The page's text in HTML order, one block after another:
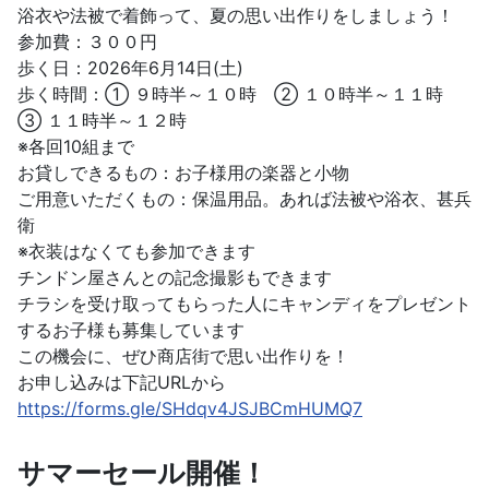
浴衣や法被で着飾って、夏の思い出作りをしましょう！
参加費：３００円
歩く日：2026年6月14日(土)
歩く時間：① ９時半～１０時 ② １０時半～１１時
③ １１時半～１２時
※各回10組まで
お貸しできるもの：お子様用の楽器と小物
ご用意いただくもの：保温用品。あれば法被や浴衣、甚兵
衛
※衣装はなくても参加できます
チンドン屋さんとの記念撮影もできます
チラシを受け取ってもらった人にキャンディをプレゼント
するお子様も募集しています
この機会に、ぜひ商店街で思い出作りを！
お申し込みは下記URLから
https://forms.gle/SHdqv4JSJBCmHUMQ7
サマーセール開催！